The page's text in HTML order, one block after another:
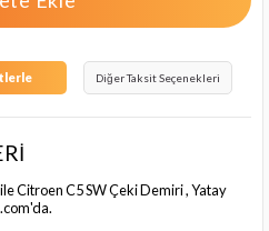
Diğer Taksit Seçenekleri
Citroen C5 SW Çeki Demiri , Yatay